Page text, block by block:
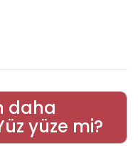
daha
yüze mi?